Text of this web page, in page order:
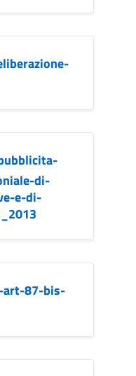
di-
e-di-
art-87-bis-